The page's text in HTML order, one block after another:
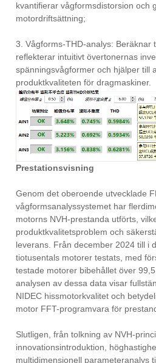
kvantifierar vågformsdistorsion och
motordriftsättning;
3. Vågforms-THD-analys: Beräknar
reflekterar intuitivt övertonernas
spänningsvågformer och hjälper till
produktkvaliteten för dragmaskiner.
Prestationsvisning
Genom det oberoende utvecklade
vågformsanalyssystemet har
motorns NVH-prestanda utförts,
produktkvalitetsproblem och
leverans. Från december 2024 till i
tiotusentals motorer testats, med
testade motorer bibehållet över
analysen av dessa data visar
NIDEC hissmotorkvalitet och
motor FFT-programvara för
Slutligen, från tolkning av NVH-
innovationsintroduktion,
multidimensionell parameteranalys